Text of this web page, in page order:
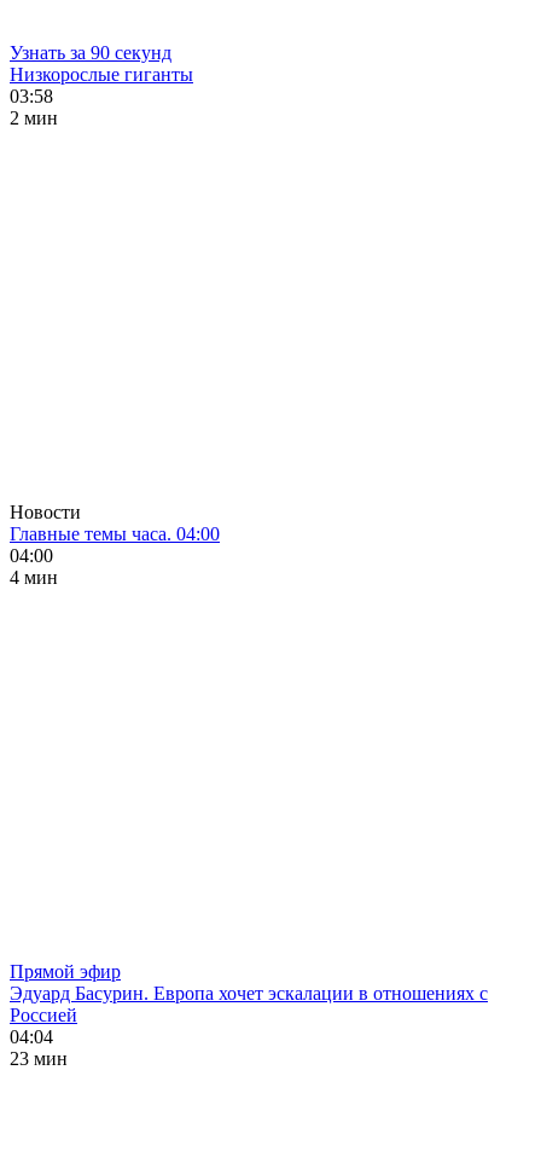
Узнать за 90 секунд
Низкорослые гиганты
03:58
2 мин
Новости
Главные темы часа. 04:00
04:00
4 мин
Прямой эфир
Эдуард Басурин. Европа хочет эскалации в отношениях с
Россией
04:04
23 мин